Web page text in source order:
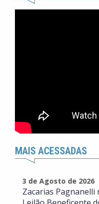
MAIS ACESSADAS
3 de Agosto de 2026
Zacarias Pagnanelli